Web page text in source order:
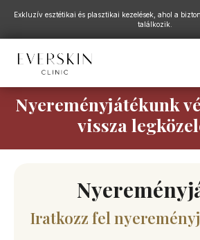
Exkluzív esztétikai és plasztikai kezelések, ahol a
találkozik.
Nyereményjátékunk
vissza
Iratkozz fel